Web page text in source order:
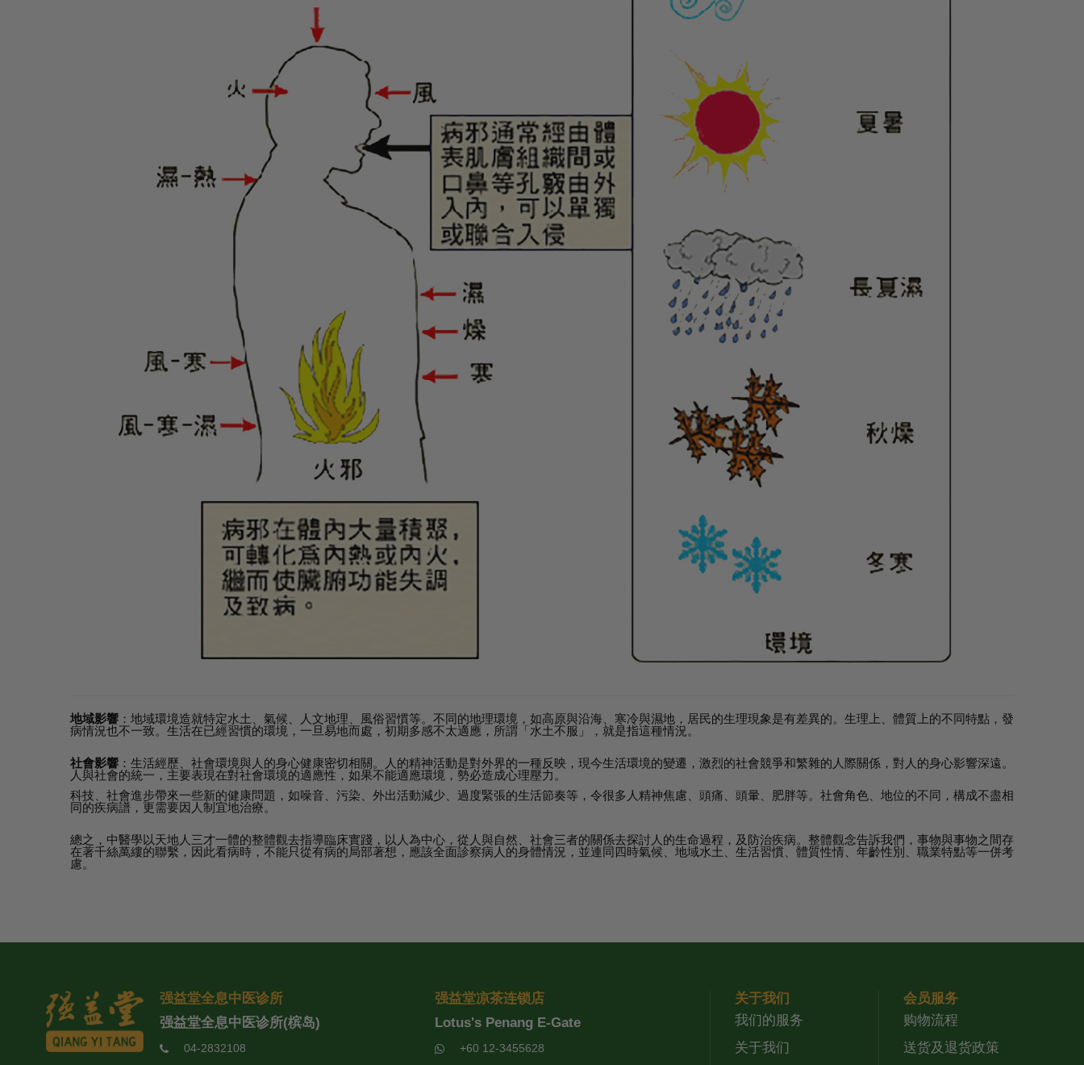
地域影響 ：地域環境造就特定水土、氣候、人文地理、風俗習慣等。不同的地理環境，如高原與沿海、寒冷與濕地，居民的生理現象是有差異的。生理上、體質上的不同特點，發
病情況也不一致。生活在已經習慣的環境，一旦易地而處，初期多感不太適應，所謂「水土不服」，就是指這種情況。
社會影響 ：生活經歷、社會環境與人的身心健康密切相關。人的精神活動是對外界的一種反映，現今生活環境的變遷，激烈的社會競爭和繁雜的人際關係，對人的身心影響深遠。
人與社會的統一，主要表現在對社會環境的適應性，如果不能適應環境，勢必造成心理壓力。
科技、社會進步帶來一些新的健康問題，如噪音、污染、外出活動減少、過度緊張的生活節奏等，令很多人精神焦慮、頭痛、頭暈、肥胖等。社會角色、地位的不同，構成不盡相
同的疾病譜，更需要因人制宜地治療。
總之，中醫學以天地人三才一體的整體觀去指導臨床實踐，以人為中心，從人與自然、社會三者的關係去探討人的生命過程，及防治疾病。整體觀念告訴我們，事物與事物之間存
在著千絲萬縷的聯繫，因此看病時，不能只從有病的局部著想，應該全面診察病人的身體情況，並連同四時氣候、地域水土、生活習慣、體質性情、年齡性別、職業特點等一併考
慮。
强益堂全息中医诊所
强益堂全息中医诊所(槟岛)
04-2832108
强益堂凉茶连锁店
Lotus's Penang E-Gate
+60 12-3455628
关于我们
我们的服务
关于我们
会员服务
购物流程
送货及退货政策